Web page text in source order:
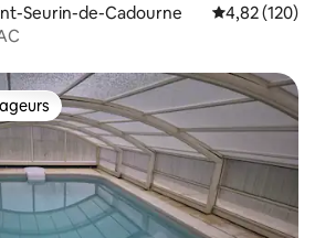
Seurin-de-Cadourne Évaluation
4,82 (120)